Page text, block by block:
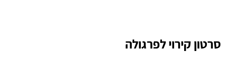
סרטון קירוי לפרגולה